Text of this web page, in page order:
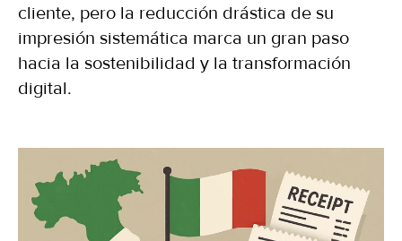
cliente, pero la reducción drástica de su
impresión sistemática marca un gran paso
hacia la sostenibilidad y la transformación
digital.